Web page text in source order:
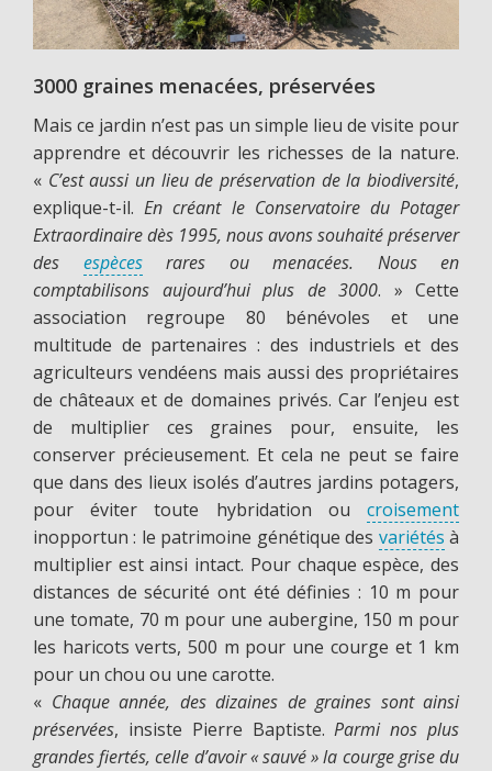
3000 graines menacées, préservées
Mais ce jardin n’est pas un simple lieu de visite pour
apprendre et découvrir les richesses de la nature.
« C’est aussi un lieu de préservation de la biodiversité,
explique-t-il. En créant le Conservatoire du Potager
Extraordinaire dès 1995, nous avons souhaité préserver
des espècesrares ou menacées. Nous en
comptabilisons aujourd’hui plus de 3000. » Cette
association regroupe 80 bénévoles et une
multitude de partenaires : des industriels et des
agriculteurs vendéens mais aussi des propriétaires
de châteaux et de domaines privés. Car l’enjeu est
de multiplier ces graines pour, ensuite, les
conserver précieusement. Et cela ne peut se faire
que dans des lieux isolés d’autres jardins potagers,
pour éviter toute hybridation ou croisement
inopportun : le patrimoine génétique des variétés à
multiplier est ainsi intact. Pour chaque espèce, des
distances de sécurité ont été définies : 10 m pour
une tomate, 70 m pour une aubergine, 150 m pour
les haricots verts, 500 m pour une courge et 1 km
pour un chou ou une carotte.
« Chaque année, des dizaines de graines sont ainsi
préservées, insiste Pierre Baptiste.Parmi nos plus
grandes fiertés, celle d’avoir « sauvé » la courge grise du